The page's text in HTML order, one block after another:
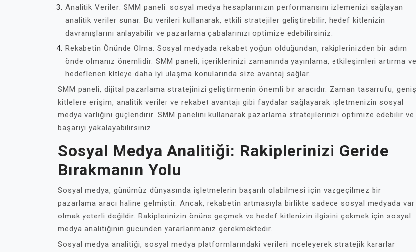
Analitik Veriler: SMM paneli, sosyal medya hesaplarınızın performansını izlemenizi sağlayan
analitik veriler sunar. Bu verileri kullanarak, etkili stratejiler geliştirebilir, hedef kitlenizin
davranışlarını anlayabilir ve pazarlama çabalarınızı optimize edebilirsiniz.
Rekabetin Önünde Olma: Sosyal medyada rekabet yoğun olduğundan, rakiplerinizden bir adım
önde olmanız önemlidir. SMM paneli, içeriklerinizi zamanında yayınlama, etkileşimleri artırma ve
hedeflenen kitleye daha iyi ulaşma konularında size avantaj sağlar.
SMM paneli, dijital pazarlama stratejinizi geliştirmenin önemli bir aracıdır. Zaman tasarrufu, geniş
kitlelere erişim, analitik veriler ve rekabet avantajı gibi faydalar sağlayarak işletmenizin sosyal
medya varlığını güçlendirir. SMM panelini kullanarak pazarlama stratejilerinizi optimize edebilir ve
başarıyı yakalayabilirsiniz.
Sosyal Medya Analitiği: Rakiplerinizi Geride
Bırakmanın Yolu
Sosyal medya, günümüz dünyasında işletmelerin başarılı olabilmesi için vazgeçilmez bir
pazarlama aracı haline gelmiştir. Ancak, rekabetin artmasıyla birlikte sadece sosyal medyada var
olmak yeterli değildir. Rakiplerinizin önüne geçmek ve hedef kitlenizin ilgisini çekmek için sosyal
medya analitiğinin gücünden yararlanmanız gerekmektedir.
Sosyal medya analitiği, sosyal medya platformlarındaki verileri inceleyerek stratejik kararlar